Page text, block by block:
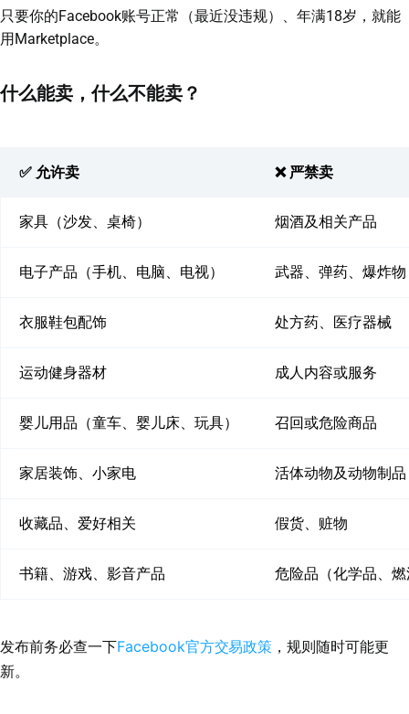
只要你的Facebook账号正常（最近没违规）、年满18岁，就能
用Marketplace。
什么能卖，什么不能卖？
✅ 允许卖 ❌ 严禁卖
家具（沙发、桌椅） 烟酒及相关产品
电子产品（手机、电脑、电视） 武器、弹药、爆炸物
衣服鞋包配饰 处方药、医疗器械
运动健身器材 成人内容或服务
婴儿用品（童车、婴儿床、玩具） 召回或危险商品
家居装饰、小家电 活体动物及动物制品
收藏品、爱好相关 假货、赃物
书籍、游戏、影音产品 危险品（化学品、
发布前务必查一下Facebook官方交易政策 ，规则随时可能更
新。